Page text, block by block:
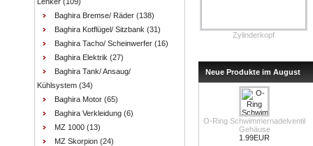
Baghira Bremse/ Räder (138)
Baghira Kotflügel/ Sitzbank (31)
Baghira Tacho/ Scheinwerfer (16)
Baghira Elektrik (27)
Baghira Tank/ Ansaug/
Kühlsystem (34)
Baghira Motor (65)
Baghira Verkleidung (6)
MZ 1000 (13)
MZ Skorpion (24)
Zylinderkopf
Neue Produkte im August
O-Ring Schwimmernadelventil
Gehäuse
1.99EUR